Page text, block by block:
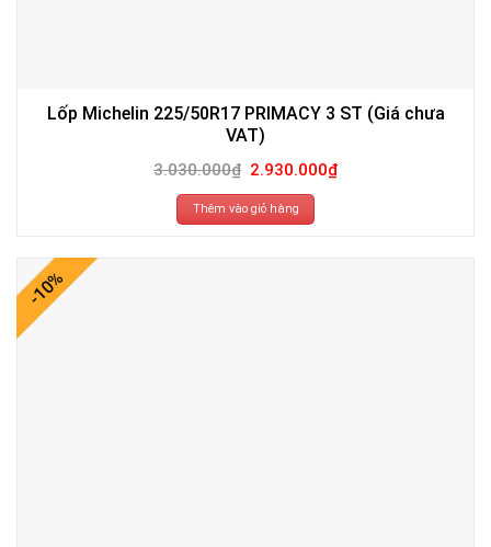
Lốp Michelin 225/50R17 PRIMACY 3 ST (Giá chưa
VAT)
3.030.000₫ Giá
gốc
là:
3.030.000₫.
2.930.000₫Giá
hiện
Thêm vào giỏ hàng
-10%